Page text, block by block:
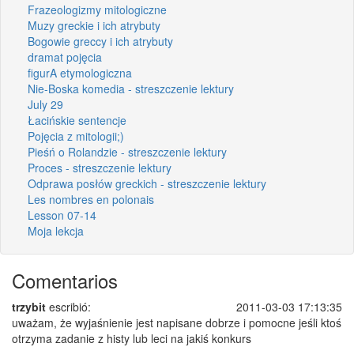
Frazeologizmy mitologiczne
Muzy greckie i ich atrybuty
Bogowie greccy i ich atrybuty
dramat pojęcia
figurA etymologiczna
Nie-Boska komedia - streszczenie lektury
July 29
Łacińskie sentencje
Pojęcia z mitologii;)
Pieśń o Rolandzie - streszczenie lektury
Proces - streszczenie lektury
Odprawa posłów greckich - streszczenie lektury
Les nombres en polonais
Lesson 07-14
Moja lekcja
Comentarios
trzybit escribió:
2011-03-03 17:13:35
uważam, że wyjaśnienie jest napisane dobrze i pomocne jeśli ktoś
otrzyma zadanie z histy lub leci na jakiś konkurs